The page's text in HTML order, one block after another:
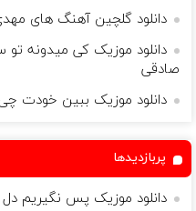
دانلود گلچین آهنگ های
دانلود موزیک کی میدونه تو
صادقی
دانلود موزیک ببین خودت چی
پربازدیدها
دانلود موزیک پس نگیریم دل